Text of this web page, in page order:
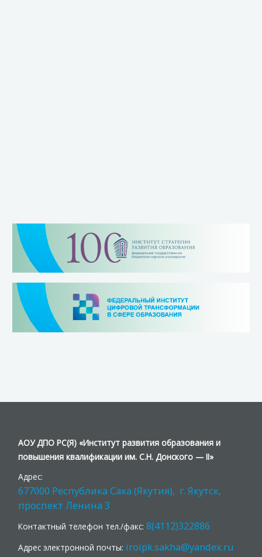
АОУ ДПО РС(Я) «Институт развития образования и
повышения квалификации им. С.Н. Донского — II»
Адрес:
677000 Республика Саха (Якутия), г. Якутск,
проспект Ленина 3
Контактный телефон тел./факс:8(4112)322886
Адрес электронной почты: iroipk.sakha@yandex.ru